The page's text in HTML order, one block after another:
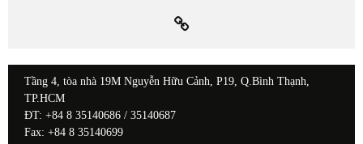
Tầng 4, tòa nhà 19M Nguyễn Hữu Cảnh, P19, Q.Bình Thạnh,
TP.HCM
ĐT: +84 8 35140686 / 35140687
Fax: +84 8 35140699